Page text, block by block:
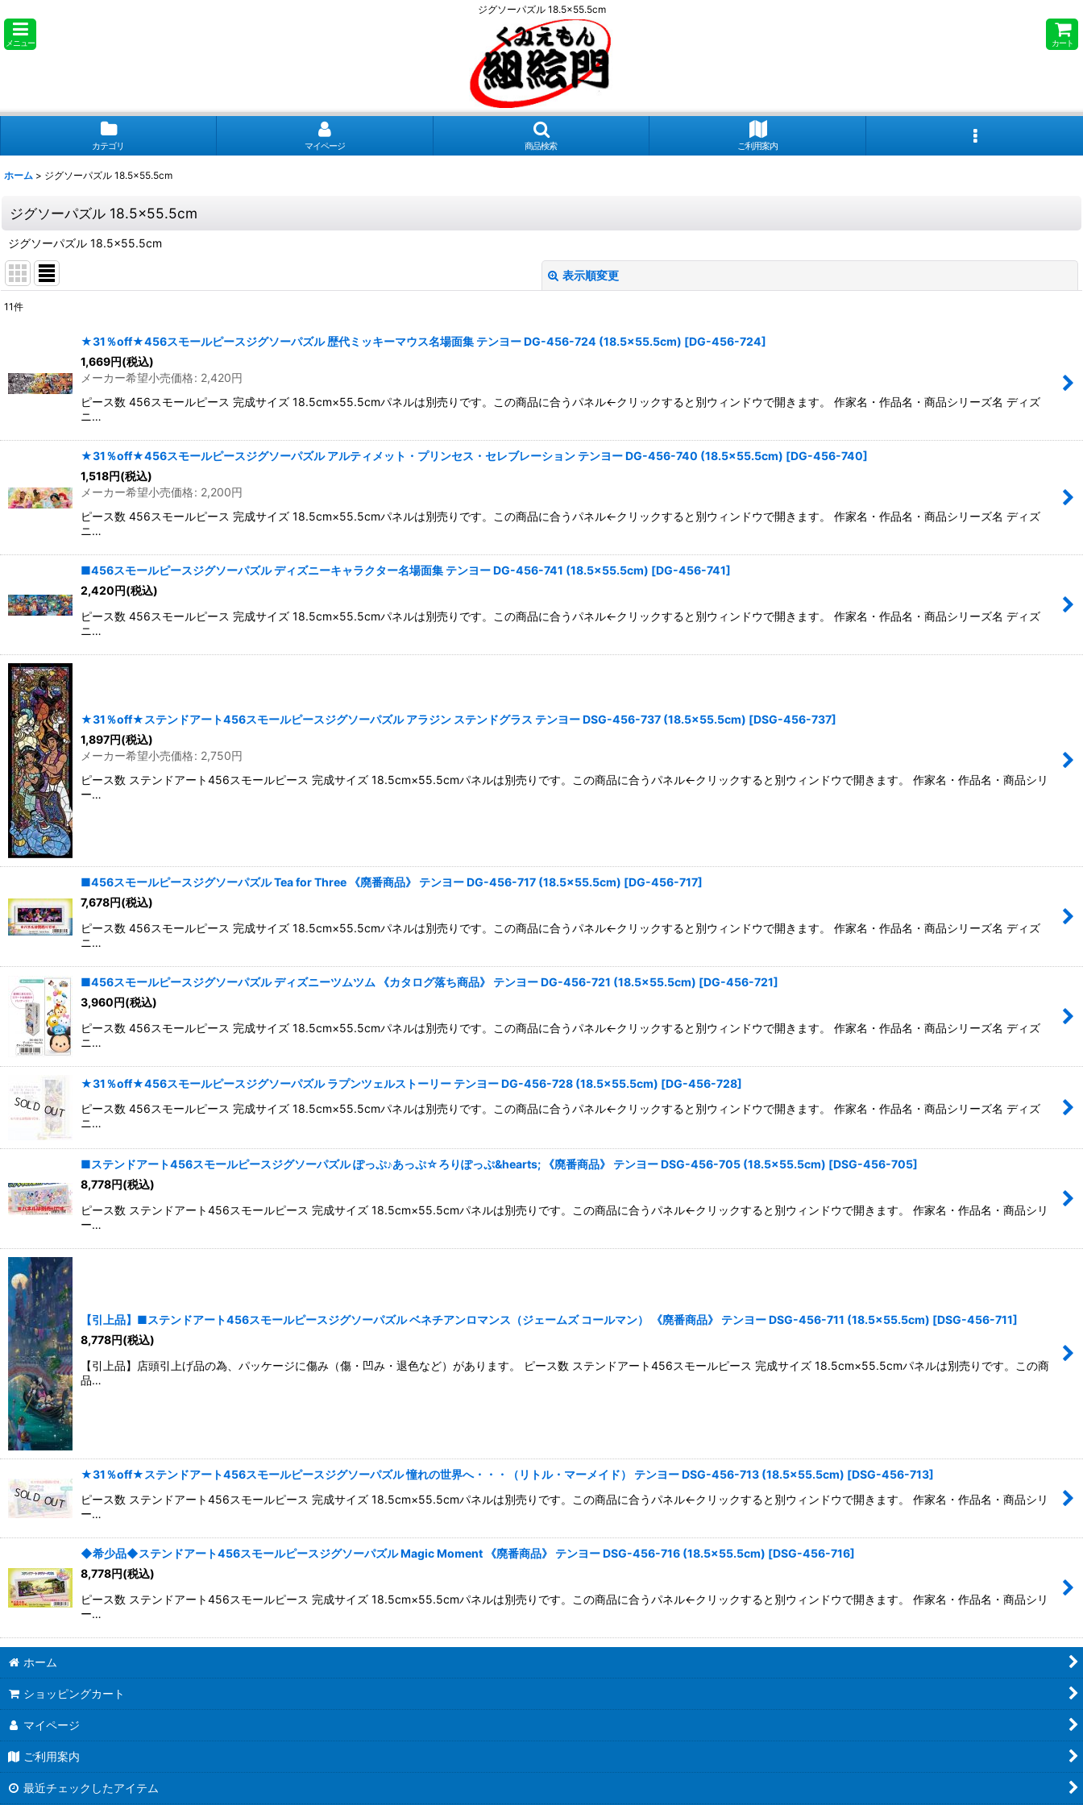
ジグソーパズル 18.5×55.5cm
メニュー カート
カテゴリ マイページ 商品検索 ご利用案内
ホーム > ジグソーパズル 18.5×55.5cm
ジグソーパズル 18.5×55.5cm
ジグソーパズル 18.5×55.5cm
表示順変更
絞り込む
11件
★31％off★456スモールピースジグソーパズル 歴代ミッキーマウス名場面集 テンヨー DG-456-724 (18.5×55.5cm) [DG-456-724]
1,669円(税込)
メーカー希望小売価格: 2,420円
ピース数 456スモールピース 完成サイズ 18.5cm×55.5cmパネルは別売りです。この商品に合うパネル←クリックすると別ウィンドウで開きます。 作家名・作品名・商品シリーズ名 ディズ
ニ…
★31％off★456スモールピースジグソーパズル アルティメット・プリンセス・セレブレーション テンヨー DG-456-740 (18.5×55.5cm) [DG-456-740]
1,518円(税込)
メーカー希望小売価格: 2,200円
ピース数 456スモールピース 完成サイズ 18.5cm×55.5cmパネルは別売りです。この商品に合うパネル←クリックすると別ウィンドウで開きます。 作家名・作品名・商品シリーズ名 ディズ
ニ…
■456スモールピースジグソーパズル ディズニーキャラクター名場面集 テンヨー DG-456-741 (18.5×55.5cm) [DG-456-741]
2,420円(税込)
ピース数 456スモールピース 完成サイズ 18.5cm×55.5cmパネルは別売りです。この商品に合うパネル←クリックすると別ウィンドウで開きます。 作家名・作品名・商品シリーズ名 ディズ
ニ…
★31％off★ステンドアート456スモールピースジグソーパズル アラジン ステンドグラス テンヨー DSG-456-737 (18.5×55.5cm) [DSG-456-737]
1,897円(税込)
メーカー希望小売価格: 2,750円
ピース数 ステンドアート456スモールピース 完成サイズ 18.5cm×55.5cmパネルは別売りです。この商品に合うパネル←クリックすると別ウィンドウで開きます。 作家名・作品名・商品シリ
ー…
■456スモールピースジグソーパズル Tea for Three 《廃番商品》 テンヨー DG-456-717 (18.5×55.5cm) [DG-456-717]
7,678円(税込)
ピース数 456スモールピース 完成サイズ 18.5cm×55.5cmパネルは別売りです。この商品に合うパネル←クリックすると別ウィンドウで開きます。 作家名・作品名・商品シリーズ名 ディズ
ニ…
■456スモールピースジグソーパズル ディズニーツムツム 《カタログ落ち商品》 テンヨー DG-456-721 (18.5×55.5cm) [DG-456-721]
3,960円(税込)
ピース数 456スモールピース 完成サイズ 18.5cm×55.5cmパネルは別売りです。この商品に合うパネル←クリックすると別ウィンドウで開きます。 作家名・作品名・商品シリーズ名 ディズ
ニ…
★31％off★456スモールピースジグソーパズル ラプンツェルストーリー テンヨー DG-456-728 (18.5×55.5cm) [DG-456-728]
ピース数 456スモールピース 完成サイズ 18.5cm×55.5cmパネルは別売りです。この商品に合うパネル←クリックすると別ウィンドウで開きます。 作家名・作品名・商品シリーズ名 ディズ
ニ…
■ステンドアート456スモールピースジグソーパズル ぽっぷ♪あっぷ☆ろりぽっぷ&hearts; 《廃番商品》 テンヨー DSG-456-705 (18.5×55.5cm) [DSG-456-705]
8,778円(税込)
ピース数 ステンドアート456スモールピース 完成サイズ 18.5cm×55.5cmパネルは別売りです。この商品に合うパネル←クリックすると別ウィンドウで開きます。 作家名・作品名・商品シリ
ー…
【引上品】■ステンドアート456スモールピースジグソーパズル ベネチアンロマンス（ジェームズ コールマン） 《廃番商品》 テンヨー DSG-456-711 (18.5×55.5cm) [DSG-456-711]
8,778円(税込)
【引上品】店頭引上げ品の為、パッケージに傷み（傷・凹み・退色など）があります。 ピース数 ステンドアート456スモールピース 完成サイズ 18.5cm×55.5cmパネルは別売りです。この商
品…
★31％off★ステンドアート456スモールピースジグソーパズル 憧れの世界へ・・・（リトル・マーメイド） テンヨー DSG-456-713 (18.5×55.5cm) [DSG-456-713]
ピース数 ステンドアート456スモールピース 完成サイズ 18.5cm×55.5cmパネルは別売りです。この商品に合うパネル←クリックすると別ウィンドウで開きます。 作家名・作品名・商品シリ
ー…
◆希少品◆ステンドアート456スモールピースジグソーパズル Magic Moment 《廃番商品》 テンヨー DSG-456-716 (18.5×55.5cm) [DSG-456-716]
8,778円(税込)
ピース数 ステンドアート456スモールピース 完成サイズ 18.5cm×55.5cmパネルは別売りです。この商品に合うパネル←クリックすると別ウィンドウで開きます。 作家名・作品名・商品シリ
ー…
ホーム
ショッピングカート
マイページ
ご利用案内
最近チェックしたアイテム